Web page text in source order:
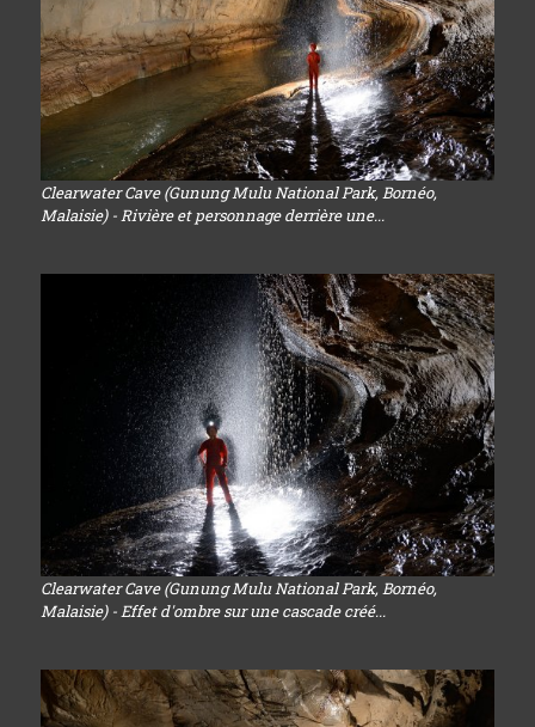
Clearwater Cave (Gunung Mulu National Park, Bornéo,
Malaisie) - Rivière et personnage derrière une...
Clearwater Cave (Gunung Mulu National Park, Bornéo,
Malaisie) - Effet d'ombre sur une cascade créé...